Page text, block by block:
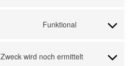
Funktional
Zweck wird noch ermittelt